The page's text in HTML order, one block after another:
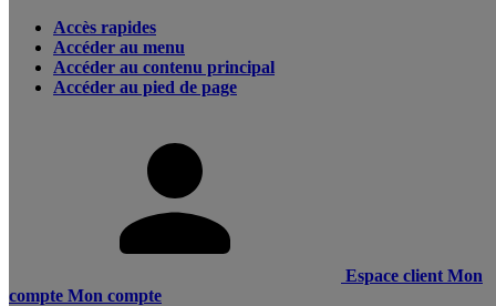
Accès rapides
Accéder au menu
Accéder au contenu principal
Accéder au pied de page
Espace client Mon
compte Mon compte